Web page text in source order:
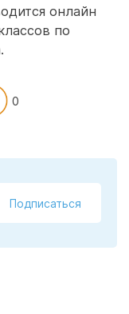
онлайн
по
0
Подписаться